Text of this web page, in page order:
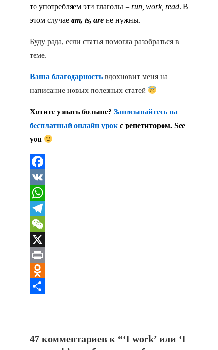
то употребляем эти глаголы – run, work, read. В
этом случае am, is, are не нужны.
Буду рада, если статья помогла разобраться в
теме.
Ваша благодарность вдохновит меня на
написание новых полезных статей
Хотите узнать больше? Записывайтесь на
бесплатный онлайн урок с репетитором. See
you
Facebook
VK
WhatsApp
Telegram
WeChat
X
Print
Odnoklassniki
47 комментариев к “‘I work’ или ‘I